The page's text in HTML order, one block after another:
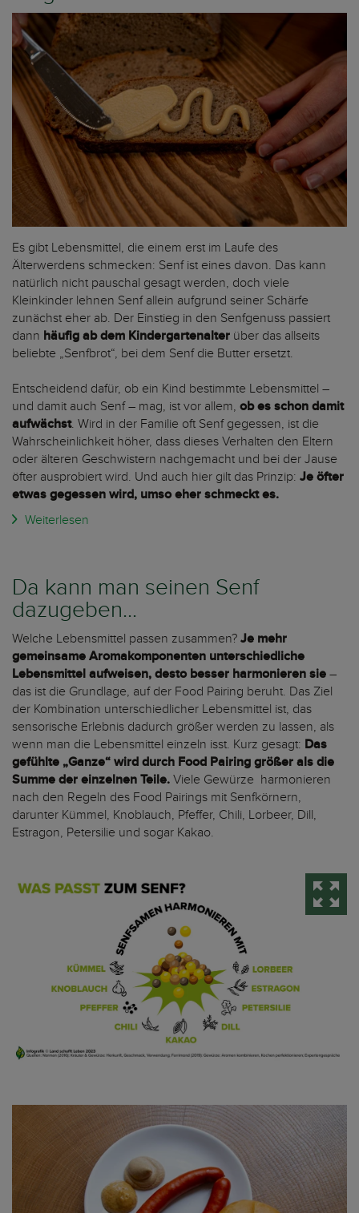
Es gibt Lebensmittel, die einem erst im Laufe des
Älterwerdens schmecken: Senf ist eines davon. Das kann
natürlich nicht pauschal gesagt werden, doch viele
Kleinkinder lehnen Senf allein aufgrund seiner Schärfe
zunächst eher ab. Der Einstieg in den Senfgenuss passiert
dann häufig ab dem Kindergartenalter über das allseits
beliebte „Senfbrot“, bei dem Senf die Butter ersetzt.
Entscheidend dafür, ob ein Kind bestimmte Lebensmittel –
und damit auch Senf – mag, ist vor allem, ob es schon damit
aufwächst. Wird in der Familie oft Senf gegessen, ist die
Wahrscheinlichkeit höher, dass dieses Verhalten den Eltern
oder älteren Geschwistern nachgemacht und bei der Jause
öfter ausprobiert wird. Und auch hier gilt das Prinzip: Je öfter
etwas gegessen wird, umso eher schmeckt es.
Weiterlesen
Da kann man seinen Senf
dazugeben...
Welche Lebensmittel passen zusammen? Je mehr
gemeinsame Aromakomponenten unterschiedliche
Lebensmittel aufweisen, desto besser harmonieren sie –
das ist die Grundlage, auf der Food Pairing beruht. Das Ziel
der Kombination unterschiedlicher Lebensmittel ist, das
sensorische Erlebnis dadurch größer werden zu lassen, als
wenn man die Lebensmittel einzeln isst. Kurz gesagt: Das
gefühlte „Ganze“ wird durch Food Pairing größer als die
Summe der einzelnen Teile. Viele Gewürze harmonieren
nach den Regeln des Food Pairings mit Senfkörnern,
darunter Kümmel, Knoblauch, Pfeffer, Chili, Lorbeer, Dill,
Estragon, Petersilie und sogar Kakao.